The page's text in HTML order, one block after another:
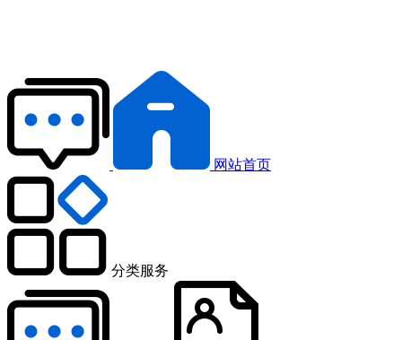
网站首页
分类服务